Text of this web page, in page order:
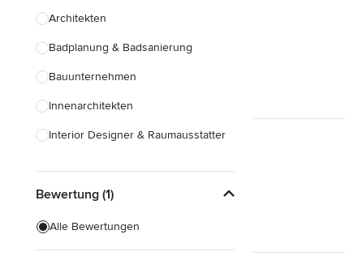
Architekten
Badplanung & Badsanierung
Bauunternehmen
Innenarchitekten
Interior Designer & Raumausstatter
Landschaftsarchitekten
Armaturen & Sanitärbedarf
Beleuchtung
Bewertung (1)
Alle Bewertungen